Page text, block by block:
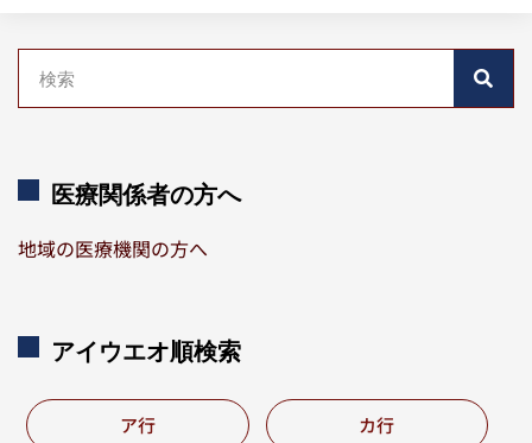
医療関係者の方へ
地域の医療機関の方へ
アイウエオ順検索
ア行 カ行